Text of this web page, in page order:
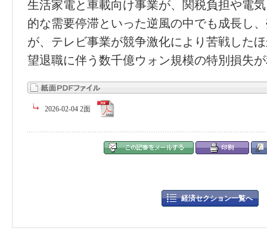
生活家電と車載向け事業が、関税負担や電
的な需要停滞といった逆風の中でも成長し
が、テレビ事業が競争激化により苦戦した
望退職に伴う数千億ウォン規模の特別損失
2026-02-04 2面
経済セクション一覧へ